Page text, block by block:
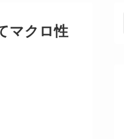
マクロ性